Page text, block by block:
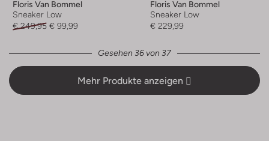
Floris Van Bommel
Sneaker Low
€ 249,95 € 99,99
Floris Van Bommel
Sneaker Low
€ 229,99
Gesehen 36 von 37
Mehr Produkte anzeigen